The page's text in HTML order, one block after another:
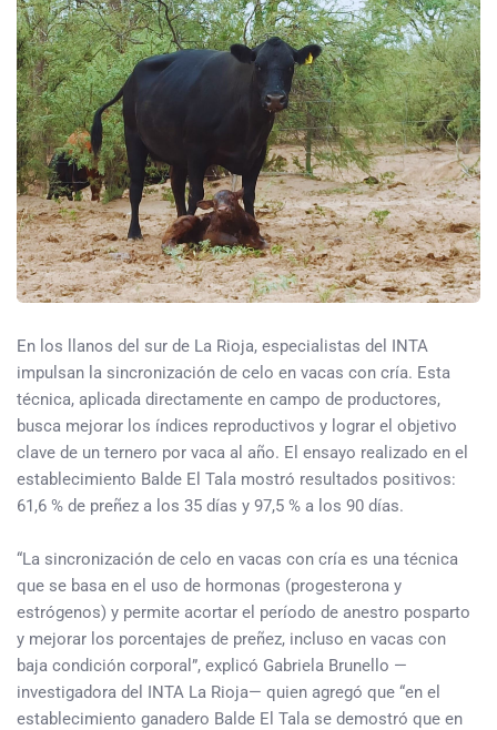
En los llanos del sur de La Rioja, especialistas del INTA
impulsan la sincronización de celo en vacas con cría. Esta
técnica, aplicada directamente en campo de productores,
busca mejorar los índices reproductivos y lograr el objetivo
clave de un ternero por vaca al año. El ensayo realizado en el
establecimiento Balde El Tala mostró resultados positivos:
61,6 % de preñez a los 35 días y 97,5 % a los 90 días.
“La sincronización de celo en vacas con cría es una técnica
que se basa en el uso de hormonas (progesterona y
estrógenos) y permite acortar el período de anestro posparto
y mejorar los porcentajes de preñez, incluso en vacas con
baja condición corporal”, explicó Gabriela Brunello —
investigadora del INTA La Rioja— quien agregó que “en el
establecimiento ganadero Balde El Tala se demostró que en